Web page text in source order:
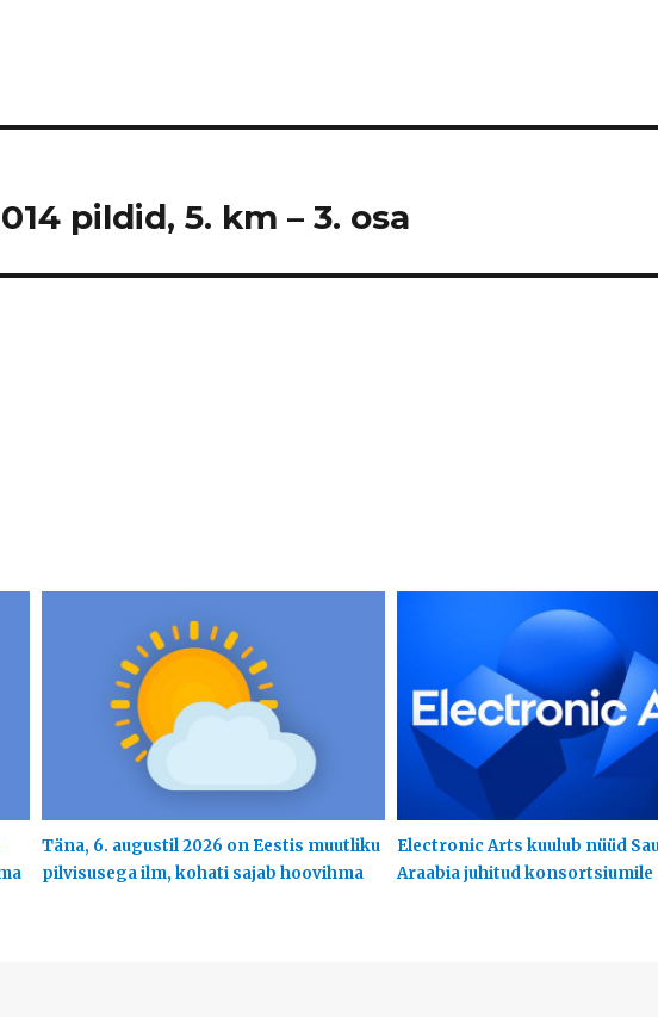
pildid, 5. km – 3. osa
Täna, 6. augustil 2026 on Eestis muutliku
pilvisusega ilm, kohati sajab hoovihma
Electronic Arts kuulub nüüd
Araabia juhitud konsortsiumile